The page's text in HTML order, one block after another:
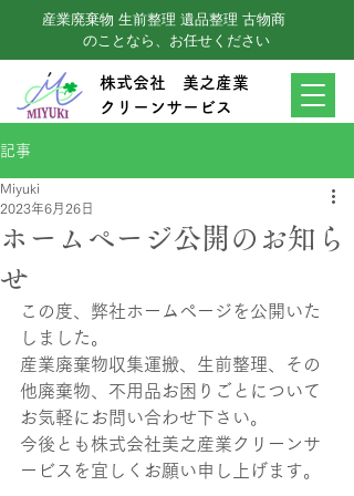
産業廃棄物 生前整理 遺品整理 古物商
のことなら、お任せください
株式会社 美之産業
クリーンサービス
記事
ホームページ公開のお知ら
せ
Miyuki
2023年6月26日
この度、弊社ホームページを公開いた
しました。
産業廃棄物収集運搬、生前整理、その
他廃棄物、不用品お困りごとについて
お気軽にお問い合わせ下さい。
今後とも株式会社美之産業クリーンサ
ービスを宜しくお願い申し上げます。